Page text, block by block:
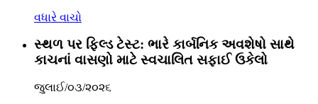
વધારે વાચો
સ્થળ પર ફિલ્ડ ટેસ્ટ: ભારે કાર્બનિક અવશેષો સાથે
કાચનાં વાસણો માટે સ્વચાલિત સફાઈ ઉકેલો
જુલાઈ/૦૩/૨૦૨૬